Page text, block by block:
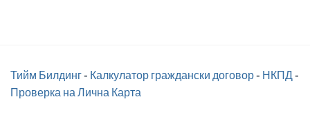
Тийм Билдинг- Калкулатор граждански договор- НКПД-
Проверка на Лична Карта